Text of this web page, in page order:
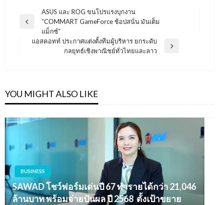
แนะแนว
เรื่อง
Previous
ASUS และ ROG ขนโปรแรงบุกงาน
“COMMART GameForce ช้อปสนั่น มันเต็ม
แม็กซ์”
แอสคอทท์ ประกาศแต่งตั้งทีมผู้บริหาร ยกระดับ
กลยุทธ์เชิงพาณิชย์ทั่วไทยและลาว
YOU MIGHT ALSO LIKE
BUSINESS
SAWAD โชว์ฟอร์มเด่นปี 67 ทำรายได้กว่า 21,046
ล้านบาท พร้อมจ่ายปันผล ปี 2568 ตั้งเป้าขยาย